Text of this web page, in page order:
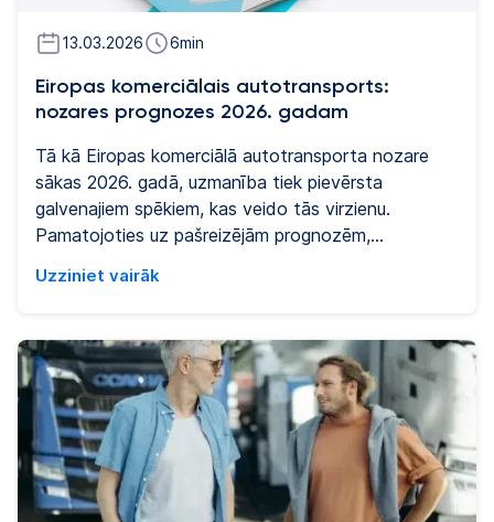
13.03.2026 6min
Eiropas komerciālais autotransports:
nozares prognozes 2026. gadam
Tā kā Eiropas komerciālā autotransporta nozare
sākas 2026. gadā, uzmanība tiek pievērsta
galvenajiem spēkiem, kas veido tās virzienu.
Pamatojoties uz pašreizējām prognozēm,
ieskati izceļ galvenās iespējas un izaicinājumus, kas
Uzziniet vairāk